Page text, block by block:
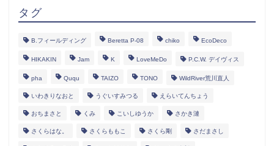
タグ
B.フィールディング Beretta P-08 chiko EcoDeco
HIKAKIN Jam K LoveMeDo P.C.W. デイヴィス
pha Ququ TAIZO TONO WildRiver荒川直人
いわきりなおと うぐいすみつる えらいてんちょう
おちまさと くみ こいしゆうか さかき漣
さくらはな。 さくらももこ さくら剛 さだまさし